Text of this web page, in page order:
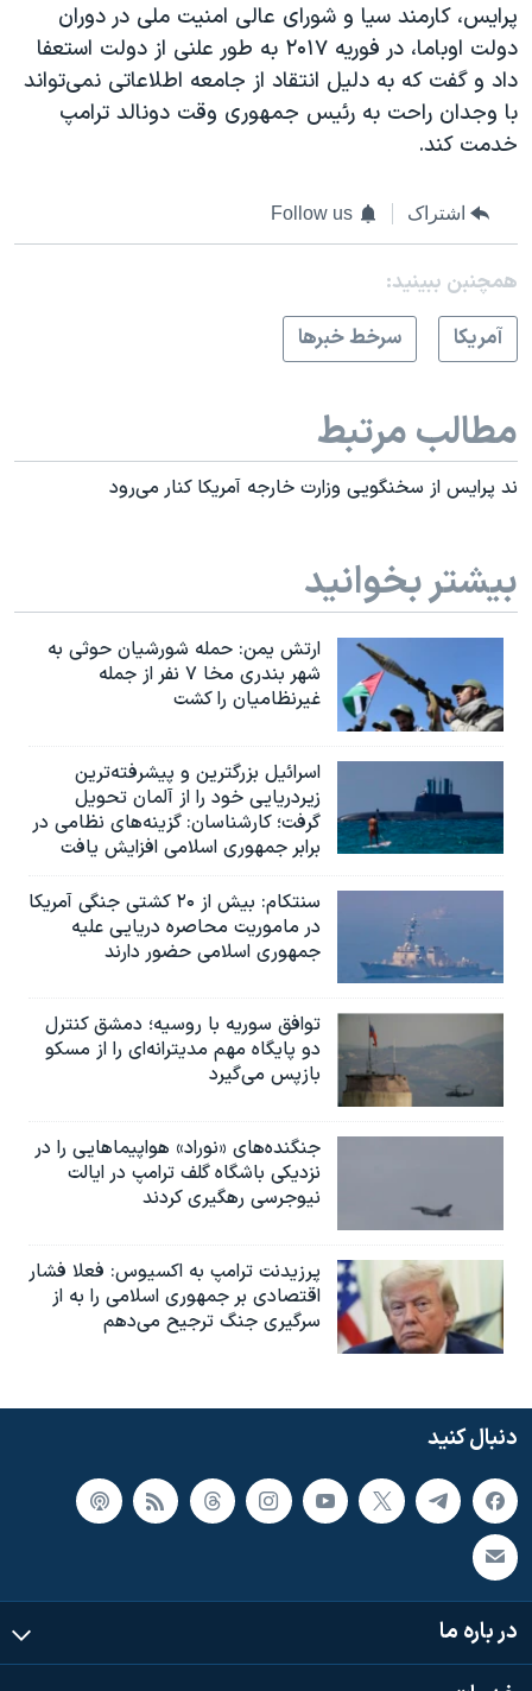
پرایس، کارمند سیا و شورای عالی امنیت ملی در دوران
دولت اوباما، در فوریه ۲۰۱۷ به طور علنی از دولت استعفا
داد و گفت که به دلیل انتقاد از جامعه اطلاعاتی نمی‌تواند
با وجدان راحت به رئیس جمهوری وقت دونالد ترامپ
خدمت کند.
اشتراک Follow us
همچنبن ببینید:
آمريکا
سرخط خبرها
مطالب مرتبط
ند پرایس از سخنگویی وزارت خارجه آمریکا کنار می‌رود
بیشتر بخوانید
ارتش یمن: حمله شورشیان حوثی به
شهر بندری مخا ۷ نفر از جمله
غیرنظامیان را کشت
اسرائيل بزرگترین و پیشرفته‌ترین
زیردریایی خود را از آلمان تحویل
گرفت؛ کارشناسان: گزینه‌های نظامی در
برابر جمهوری اسلامی افزایش یافت
سنتکام: بیش از ۲۰ کشتی جنگی آمریکا
در ماموریت محاصره دریایی علیه
جمهوری اسلامی حضور دارند
توافق سوریه با روسیه؛ دمشق کنترل
دو پایگاه مهم مدیترانه‌ای را از مسکو
بازپس می‌گیرد
جنگنده‌های «نوراد» هواپیماهایی را در
نزدیکی باشگاه گلف ترامپ در ایالت
نیوجرسی رهگیری کردند
پرزیدنت ترامپ به اکسیوس: فعلا فشار
اقتصادی بر جمهوری اسلامی را به از
سرگیری جنگ ترجیح می‌دهم
دنبال کنید
در باره ما